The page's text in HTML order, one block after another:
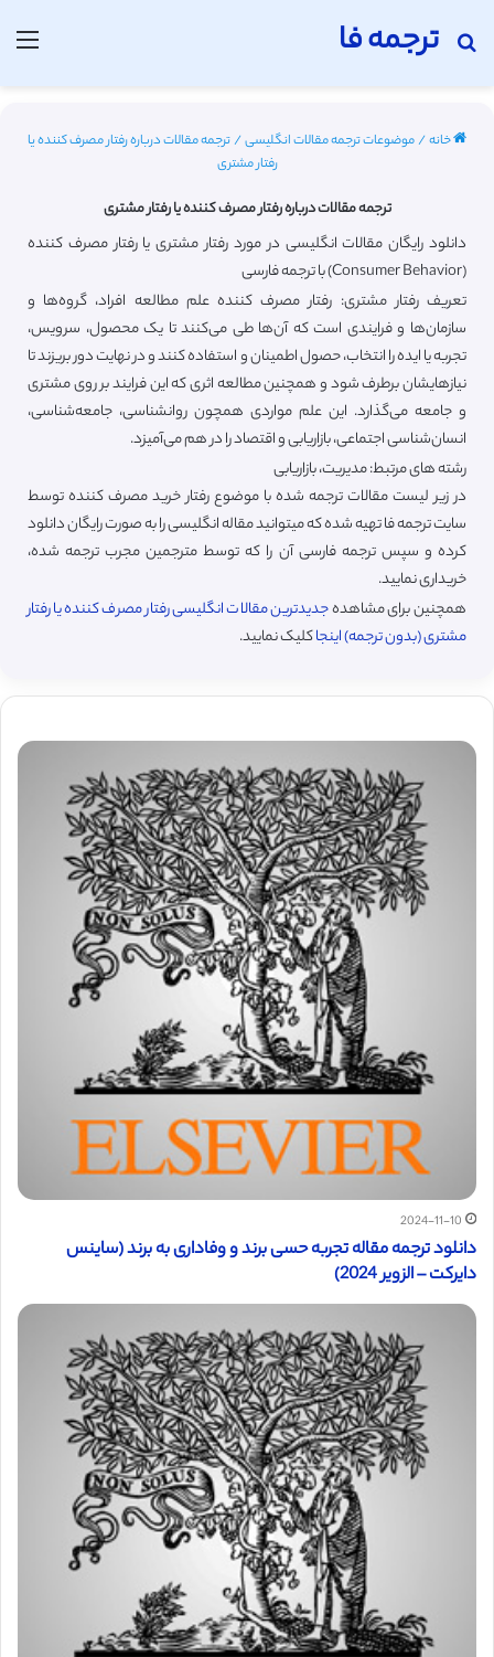
ترجمه فا
جستجو برای
خانه/موضوعات ترجمه مقالات انگلیسی/ترجمه مقالات درباره رفتار مصرف کننده یا
رفتار مشتری
ترجمه مقالات درباره رفتار مصرف کننده یا رفتار مشتری
دانلود رایگان مقالات انگلیسی در مورد رفتار مشتری یا رفتار مصرف کننده
(Consumer Behavior) با ترجمه فارسی
تعریف رفتار مشتری: رفتار مصرف کننده علم مطالعه افراد، گروه‌ها و
سازمان‌ها و فرایندی است که آن‌ها طی می‌کنند تا یک محصول، سرویس،
تجربه یا ایده را انتخاب، حصول اطمینان و استفاده کنند و در نهایت دور بریزند تا
نیازهایشان برطرف شود و همچنین مطالعه اثری که این فرایند بر روی مشتری
و جامعه می‌گذارد. این علم مواردی همچون روانشناسی، جامعه‌شناسی،
انسان‌شناسی اجتماعی، بازاریابی و اقتصاد را در هم می‌آمیزد.
رشته های مرتبط: مدیریت، بازاریابی
در زیر لیست مقالات ترجمه شده با موضوع رفتار خرید مصرف کننده توسط
سایت ترجمه فا تهیه شده که میتوانید مقاله انگلیسی را به صورت رایگان دانلود
کرده و سپس ترجمه فارسی آن را که توسط مترجمین مجرب ترجمه شده،
خریداری نمایید.
همچنین برای مشاهدهجدیدترین مقالات انگلیسی رفتار مصرف کننده یا رفتار
مشتری (بدون ترجمه) اینجاکلیک نمایید.
2024-11-10
دانلود ترجمه مقاله تجربه حسی برند و وفاداری به برند (ساینس
دایرکت – الزویر 2024)